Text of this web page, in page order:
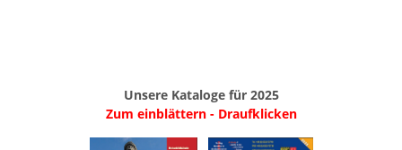
Unsere Kataloge für 2025
Zum einblättern - Draufklicken